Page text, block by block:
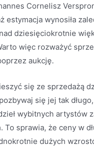
Cornelisz
estymacja wynosiła
dziesięciokrotnie
więc rozważyć
aukcję.
się ze sprzedażą
się jej tak
wybitnych artystów
sprawia, że ceny w
dużych